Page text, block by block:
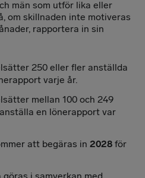
män som utför lika eller
om skillnaden inte motiveras
rapportera in sin
250 eller fler anställda
varje år.
mellan 100 och 249
en lönerapport var
att begäras in 2028 för